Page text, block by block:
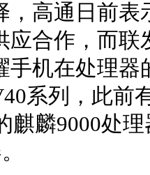
，高通日前
应合作，而
手机在处理
系列，此前
麒麟9000处